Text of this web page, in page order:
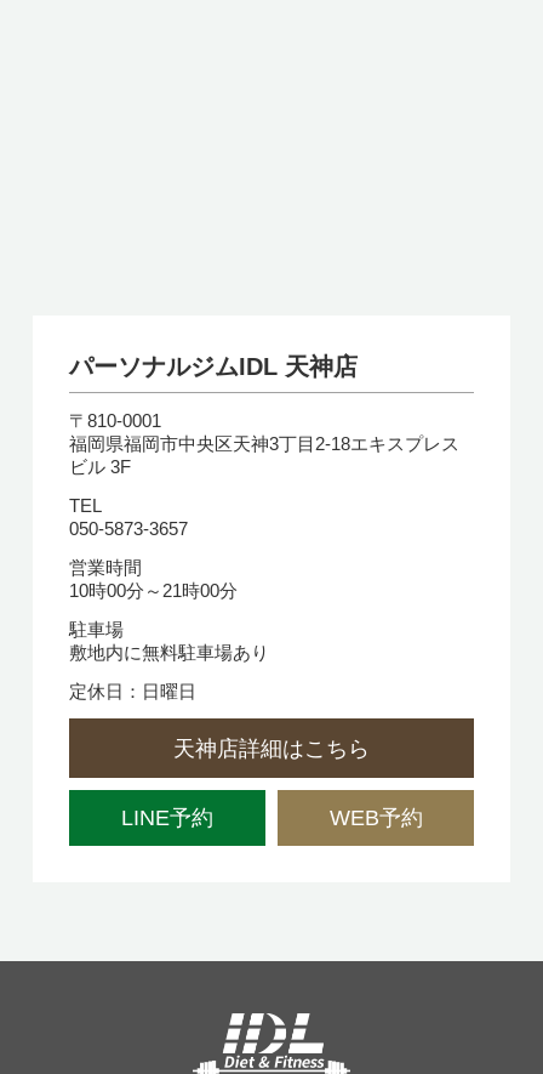
パーソナルジムIDL 天神店
〒810-0001
福岡県福岡市中央区天神3丁目2-18エキスプレス
ビル 3F
TEL
050-5873-3657
営業時間
10時00分～21時00分
駐車場
敷地内に無料駐車場あり
定休日：日曜日
天神店詳細はこちら
LINE予約 WEB予約